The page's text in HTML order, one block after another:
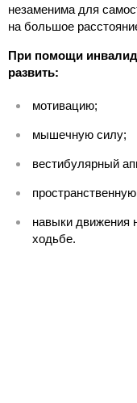
незаменима для
на большое
При помощи
развить:
мотивацию;
мышечную силу;
вестибулярный
навыки движения
ходьбе.